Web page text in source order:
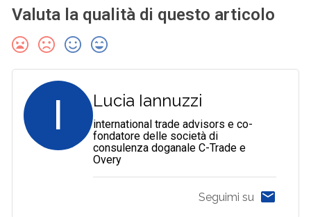
Valuta la qualità di questo articolo
I Lucia Iannuzzi
international trade advisors e co-
fondatore delle società di
consulenza doganale C-Trade e
Overy
Seguimi su